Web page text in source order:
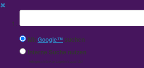
✖
Suchbegriff
MitGoogle™ suchen
Interne Suche nutzen
(eingeschränkte Ergebnisqualität)